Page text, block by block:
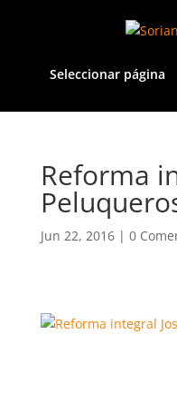
Seleccionar página
Reforma
Jun 22, 2016| 0